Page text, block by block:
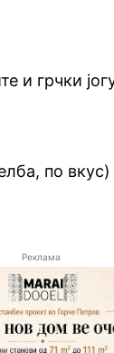
и грчки
по вкус)
Реклама